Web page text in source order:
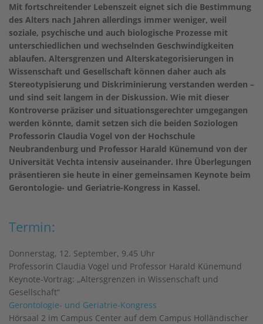
Mit fortschreitender Lebenszeit eignet sich die Bestimmung
des Alters nach Jahren allerdings immer weniger, weil
soziale, psychische und auch biologische Prozesse mit
unterschiedlichen und wechselnden Geschwindigkeiten
ablaufen. Altersgrenzen und Alterskategorisierungen in
Wissenschaft und Gesellschaft können daher auch als
Stereotypisierung und Diskriminierung verstanden werden –
und sind seit langem in der Diskussion. Wie mit dieser
Kontroverse präziser und situationsgerechter umgegangen
werden könnte, damit setzen sich die beiden Soziologen
Professorin Claudia Vogel von der Hochschule
Neubrandenburg und Professor Harald Künemund von der
Universität Vechta intensiv auseinander. Ihre Überlegungen
präsentieren sie heute in einer gemeinsamen Keynote beim
Gerontologie- und Geriatrie-Kongress in Kassel.
Termin:
Donnerstag, 12. September, 9.45 Uhr
Professorin Claudia Vogel und Professor Harald Künemund
Keynote-Vortrag: „Altersgrenzen in Wissenschaft und
Gesellschaft“
Gerontologie- und Geriatrie-Kongress
Hörsaal 2 im Campus Center auf dem Campus Holländischer